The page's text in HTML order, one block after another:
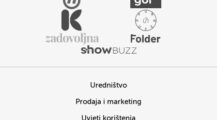
Uredništvo
Prodaja i marketing
Uvjeti korištenja